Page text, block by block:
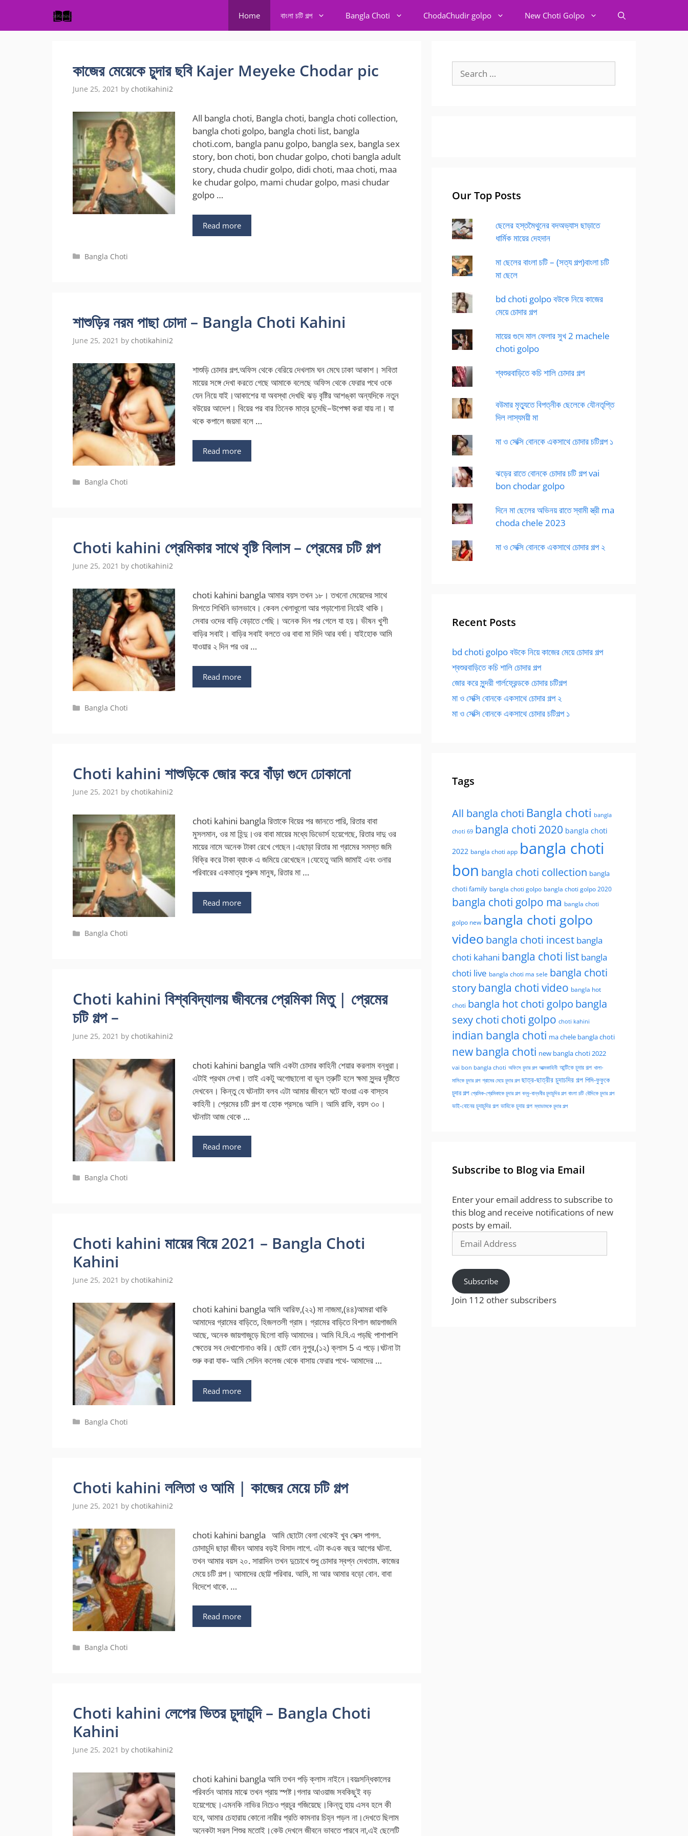
content
Home বাংলা চটি গল্প Bangla Choti ChodaChudir golpo New Choti Golpo
কাজের মেয়েকে চুদার ছবি Kajer Meyeke Chodar pic
June 25, 2021 by chotikahini2
All bangla choti, Bangla choti, bangla choti collection,
bangla choti golpo, bangla choti list, bangla
choti.com, bangla panu golpo, bangla sex, bangla sex
story, bon choti, bon chudar golpo, choti bangla adult
story, chuda chudir golpo, didi choti, maa choti, maa
ke chudar golpo, mami chudar golpo, masi chudar
golpo …
Read more
Categories
Bangla Choti
শাশুড়ির নরম পাছা চোদা – Bangla Choti Kahini
June 25, 2021 by chotikahini2
শাশুড়ি চোদার গল্প.অফিস থেকে বেরিয়ে দেখলাম ঘন মেঘে ঢাকা আকাশ। সবিতা
মায়ের সঙ্গে দেখা করতে গেছে আমাকে বলেছে অফিস থেকে ফেরার পথে ওকে
যেন নিয়ে যাই।আকাশের যা অবস্থা দেখছি ঝড় বৃষ্টির আশঙ্কা অন্যদিকে নতুন
বউয়ের আদেশ। বিয়ের পর বার তিনেক মাত্র চুদেছি–উপেক্ষা করা যায় না। যা
থকে কপালে জয়মা বলে …
Read more
Categories
Bangla Choti
Choti kahini প্রেমিকার সাথে বৃষ্টি বিলাস – প্রেমের চটি গল্প
June 25, 2021 by chotikahini2
choti kahini bangla আমার বয়স তখন ১৮। তখনো মেয়েদের সাথে
মিশতে শিখিনি ভালভাবে। কেবল খেলাধুলো আর পড়াশোনা নিয়েই থাকি।
সেবার ওদের বাড়ি বেড়াতে গেছি। অনেক দিন পর গেলে যা হয়। ভীষন খুশী
বাড়ির সবাই। বাড়ির সবাই বলতে ওর বাবা মা দিদি আর বর্ষা। যাইহোক আমি
যাওয়ার ২ দিন পর ওর …
Read more
Categories
Bangla Choti
Choti kahini শাশুড়িকে জোর করে বাঁড়া গুদে ঢোকানো
June 25, 2021 by chotikahini2
choti kahini bangla রিতাকে বিয়ের পর জানতে পারি, রিতার বাবা
মুসলমান, ওর মা হিন্দু।ওর বাবা মায়ের মধ্যে ডিভোর্স হয়েগেছে, রিতার দাদু ওর
মায়ের নামে অনেক টাকা রেখে গেছেন।এছাড়া রিতার মা গ্রামের সমস্ত জমি
বিক্রি করে টাকা ব্যাংক এ জমিয়ে রেখেছেন।যেহেতু আমি জামাই এবং ওনার
পরিবারের একমাত্র পুরুষ মানুষ, রিতার মা …
Read more
Categories
Bangla Choti
Choti kahini বিশ্ববিদ্যালয় জীবনের প্রেমিকা মিতু | প্রেমের
চটি গল্প –
June 25, 2021 by chotikahini2
choti kahini bangla আমি একটা চোদার কাহিনী শেয়ার করলাম বন্ধুরা।
এটাই প্রথম লেখা। তাই একটু অগোছালো বা ভুল ত্রুটি হলে ক্ষমা সুন্দর দৃষ্টিতে
দেখবেন। কিন্তু যে ঘটনাটা বলব এটা আমার জীবনে ঘটে যাওয়া এক বাস্তব
কাহিনী। প্রেমের চটি গল্প যা হোক প্রসঙে আসি। আমি রাফি, বয়স ৩০।
ঘটনাটা আজ থেকে …
Read more
Categories
Bangla Choti
Choti kahini মায়ের বিয়ে 2021 – Bangla Choti
Kahini
June 25, 2021 by chotikahini2
choti kahini bangla আমি আরিফ,(২২) মা নাজমা,(৪৪)আমরা থাকি
আমাদের গ্রামের বাড়িতে, হিজলতলী গ্রাম। গ্রামের বাড়িতে বিশাল জায়গাজমি
আছে, অনেক জায়গাজুড়ে ছিলো বাড়ি আমাদের। আমি বি.বি.এ পড়ছি পাশাপাশি
ক্ষেতের সব দেখাশোনাও করি। ছোট বোন নুপুর,(১২) ক্লাস 5 এ পড়ে।ঘটনা টা
শুরু করা যাক- আমি সেদিন কলেজ থেকে বাসায় ফেরার পথে- আমাদের …
Read more
Categories
Bangla Choti
Choti kahini ললিতা ও আমি | কাজের মেয়ে চটি গল্প
June 25, 2021 by chotikahini2
choti kahini bangla আমি ছোটো বেলা থেকেই খুব সেক্স পাগল.
চোদাচুদি ছাড়া জীবন আমার বড়ই বিসাদ লাগে. এটা কএক বছর আগের ঘটনা.
তখন আমার বয়স ২০. সারাদিন তখন দুচোখে শুধু চোদার স্বপ্ন দেখতাম. কাজের
মেয়ে চটি গল্প। আমাদের ছোট্ট পরিবার. আমি, মা আর আমার বড়ো বোন. বাবা
বিদেশে থাকে. …
Read more
Categories
Bangla Choti
Choti kahini লেপের ভিতর চুদাচুদি – Bangla Choti
Kahini
June 25, 2021 by chotikahini2
choti kahini bangla আমি তখন পড়ি ক্লাস নাইনে।বয়ঃসন্ধিকালের
পরিবর্তন আমার মাঝে তখন প্রায় স্পষ্ট।গলার আওয়াজ সবকিছুই বড়
হয়েগেছে।এমনকি নাভির নিচেও প্রচুর গজিয়েছে।কিন্তু হায় এসব হলে কী
হবে, আমার চেহারায় কোনো নারীর প্রতি কামনার চিহ্ন পড়ল না।দেখতে ছিলাম
অনেকটা সরল শিশুর মতোই।কেউ দেখলে জীবনে ভাবতে পারবে না,এই ছেলেটি
for:
Our Top Posts
ছেলের হস্তমৈথুনের বদঅভ্যাস ছাড়াতে
ধার্মিক মায়ের দেহদান
মা ছেলের বাংলা চটি – (সত্য গল্প)বাংলা চটি
মা ছেলে
bd choti golpo বউকে নিয়ে কাজের
মেয়ে চোদার গল্প
মায়ের গুদে মাল ফেলার সুখ 2 machele
choti golpo
শ্বশুরবাড়িতে কচি শালি চোদার গল্প
বউমার মৃত্যুতে বিপত্নীক ছেলেকে যৌনতৃপ্তি
দিল লাস্যময়ী মা
মা ও সেক্সি বোনকে একসাথে চোদার চটিগল্প ১
ঝড়ের রাতে বোনকে চোদার চটি গল্প vai
bon chodar golpo
দিনে মা ছেলের অভিনয় রাতে স্বামী স্ত্রী ma
choda chele 2023
মা ও সেক্সি বোনকে একসাথে চোদার গল্প ২
Recent Posts
bd choti golpo বউকে নিয়ে কাজের মেয়ে চোদার গল্প
শ্বশুরবাড়িতে কচি শালি চোদার গল্প
জোর করে সুন্দরী গার্লফ্রেন্ডকে চোদার চটিগল্প
মা ও সেক্সি বোনকে একসাথে চোদার গল্প ২
মা ও সেক্সি বোনকে একসাথে চোদার চটিগল্প ১
Tags
All bangla choti Bangla choti bangla
choti 69 bangla choti 2020 bangla choti
2022 bangla choti app bangla choti
bon bangla choti collection bangla
choti family bangla choti golpo bangla choti golpo 2020
bangla choti golpo ma bangla choti
golpo new bangla choti golpo
video bangla choti incest bangla
choti kahani bangla choti list bangla
choti live bangla choti ma sele bangla choti
storybangla choti video bangla hot
choti bangla hot choti golpo bangla
sexy choti choti golpo choti kahini
indian bangla choti ma chele bangla choti
new bangla choti new bangla choti 2022
vai bon bangla choti অফিসে চুদার গল্প আত্মকাহিনী আন্টিকে চুদার গল্প খালা-
মাসিকে চুদার গল্প গ্রামের মেয়ে চুদার গল্প ছাত্র-ছাত্রীর চুদাচদির গল্প পিসি-ফুফুকে
চুদার গল্প প্রেমিক-প্রেমিকাকে চুদার গল্প বন্ধু-বান্ধবীর চুদাচুদির গল্প বাংলা চটি বৌদিকে চুদার গল্প
ভাই-বোনের চুদাচুদির গল্প ভাবিকে চুদার গল্প ম্যাডামকে চুদার গল্প
Subscribe to Blog via Email
Enter your email address to subscribe to
this blog and receive notifications of new
posts by email.
Address
Subscribe
Join 112 other subscribers